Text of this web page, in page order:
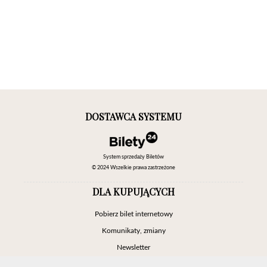
DOSTAWCA SYSTEMU
System sprzedaży Biletów
© 2024 Wszelkie prawa zastrzeżone
DLA KUPUJĄCYCH
Pobierz bilet internetowy
Komunikaty, zmiany
Newsletter